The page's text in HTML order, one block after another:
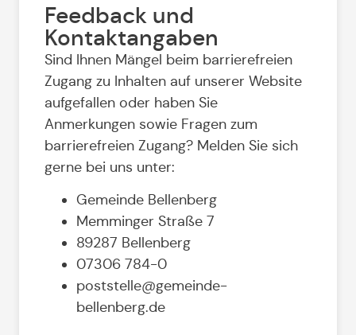
Feedback und
Kontaktangaben
Sind Ihnen Mängel beim barrierefreien
Zugang zu Inhalten auf unserer Website
aufgefallen oder haben Sie
Anmerkungen sowie Fragen zum
barrierefreien Zugang? Melden Sie sich
gerne bei uns unter:
Gemeinde Bellenberg
Memminger Straße 7
89287 Bellenberg
07306 784-0
poststelle@gemeinde-
bellenberg.de